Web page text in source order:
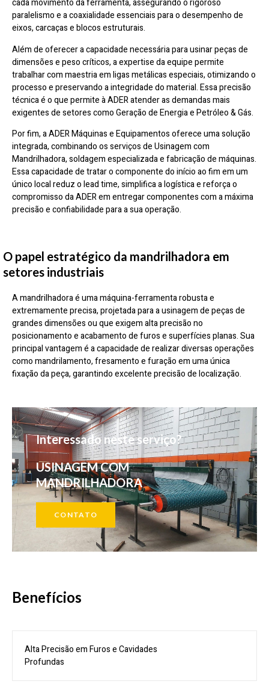
Interessado neste serviço?
USINAGEM COM
MANDRILHADORA
CONTATO
Benefícios
Alta Precisão em Furos e Cavidades
Profundas
cada movimento da ferramenta, assegurando o rigoroso
paralelismo e a coaxialidade essenciais para o desempenho de
eixos, carcaças e blocos estruturais.
Além de oferecer a capacidade necessária para usinar peças de
dimensões e peso críticos, a expertise da equipe permite
trabalhar com maestria em ligas metálicas especiais, otimizando o
processo e preservando a integridade do material. Essa precisão
técnica é o que permite à ADER atender as demandas mais
exigentes de setores como Geração de Energia e Petróleo & Gás.
Por fim, a ADER Máquinas e Equipamentos oferece uma solução
integrada, combinando os serviços de Usinagem com
Mandrilhadora, soldagem especializada e fabricação de máquinas.
Essa capacidade de tratar o componente do início ao fim em um
único local reduz o lead time, simplifica a logística e reforça o
compromisso da ADER em entregar componentes com a máxima
precisão e confiabilidade para a sua operação.
O papel estratégico da mandrilhadora em
setores industriais
A mandrilhadora é uma máquina-ferramenta robusta e
extremamente precisa, projetada para a usinagem de peças de
grandes dimensões ou que exigem alta precisão no
posicionamento e acabamento de furos e superfícies planas. Sua
principal vantagem é a capacidade de realizar diversas operações
como mandrilamento, fresamento e furação em uma única
fixação da peça, garantindo excelente precisão de localização.